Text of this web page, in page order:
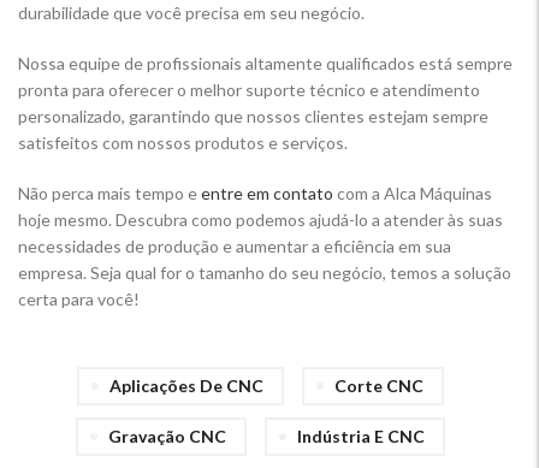
durabilidade que você precisa em seu negócio.
Nossa equipe de profissionais altamente qualificados está sempre
pronta para oferecer o melhor suporte técnico e atendimento
personalizado, garantindo que nossos clientes estejam sempre
satisfeitos com nossos produtos e serviços.
Não perca mais tempo eentre em contato com a Alca Máquinas
hoje mesmo. Descubra como podemos ajudá-lo a atender às suas
necessidades de produção e aumentar a eficiência em sua
empresa. Seja qual for o tamanho do seu negócio, temos a solução
certa para você!
Aplicações De CNC Corte CNC
Gravação CNC Indústria E CNC